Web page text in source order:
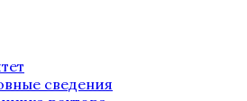
сведения